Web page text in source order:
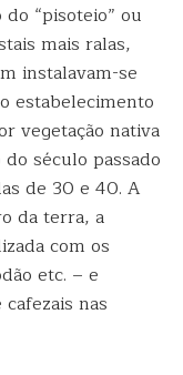
“pisoteio” ou
mais ralas,
instalavam-se
estabelecimento
vegetação nativa
século passado
de 30 e 40. A
da terra, a
com os
etc. – e
nas